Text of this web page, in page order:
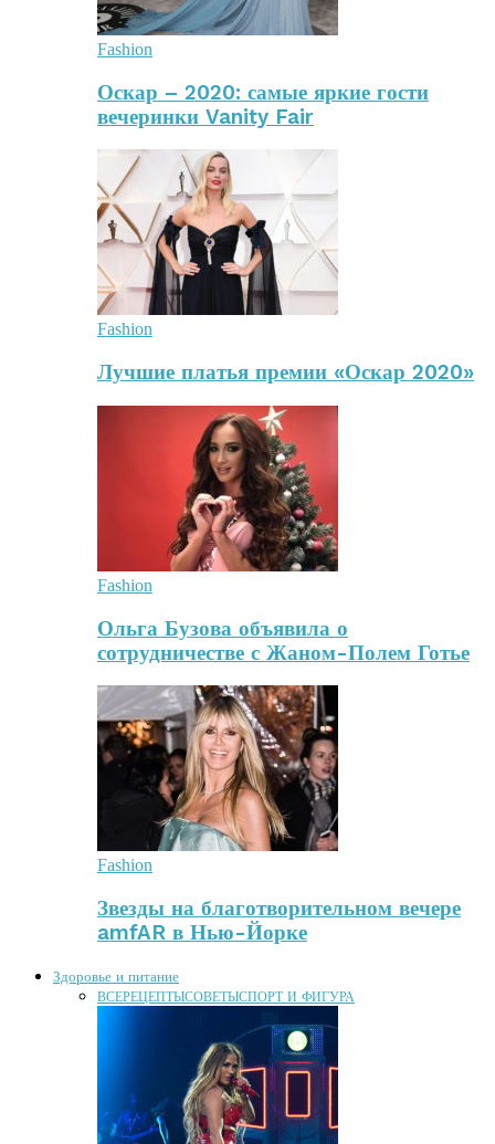
Fashion
Оскар – 2020: самые яркие гости
вечеринки Vanity Fair
Fashion
Лучшие платья премии «Оскар 2020»
Fashion
Ольга Бузова объявила о
сотрудничестве с Жаном-Полем Готье
Fashion
Звезды на благотворительном вечере
amfAR в Нью-Йорке
Здоровье и питание
ВСЕРЕЦЕПТЫСОВЕТЫСПОРТ И ФИГУРА